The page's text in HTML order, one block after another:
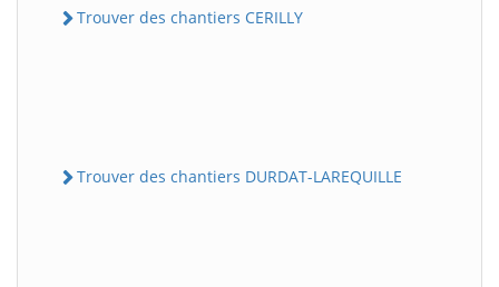
Trouver des chantiers CERILLY
Trouver des chantiers DURDAT-LAREQUILLE